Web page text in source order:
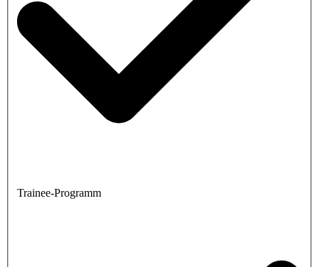
Trainee-Programm